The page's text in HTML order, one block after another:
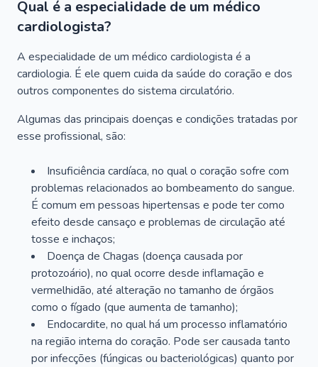
Qual é a especialidade de um médico
cardiologista?
A especialidade de um médico cardiologista é a
cardiologia. É ele quem cuida da saúde do coração e dos
outros componentes do sistema circulatório.
Algumas das principais doenças e condições tratadas por
esse profissional, são:
Insuficiência cardíaca, no qual o coração sofre com
problemas relacionados ao bombeamento do sangue.
É comum em pessoas hipertensas e pode ter como
efeito desde cansaço e problemas de circulação até
tosse e inchaços;
Doença de Chagas (doença causada por
protozoário), no qual ocorre desde inflamação e
vermelhidão, até alteração no tamanho de órgãos
como o fígado (que aumenta de tamanho);
Endocardite, no qual há um processo inflamatório
na região interna do coração. Pode ser causada tanto
por infecções (fúngicas ou bacteriológicas) quanto por